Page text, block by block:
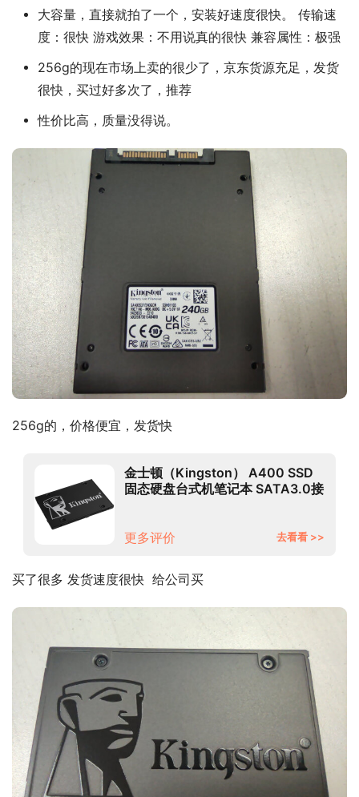
大容量，直接就拍了一个，安装好速度很快。 传输速
度：很快 游戏效果：不用说真的很快 兼容属性：极强
256g的现在市场上卖的很少了，京东货源充足，发货
很快，买过好多次了，推荐
性价比高，质量没得说。
256g的，价格便宜，发货快
金士顿（Kingston） A400 SSD
固态硬盘台式机笔记本 SATA3.0接
更多评价 去看看 >>
买了很多 发货速度很快  给公司买